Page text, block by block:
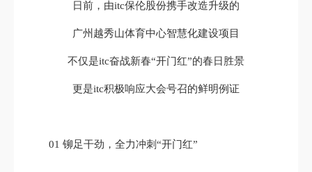
日前，由itc保伦股份携手改造升级的
广州越秀山体育中心智慧化建设项目
不仅是itc奋战新春“开门红”的春日胜景
更是itc积极响应大会号召的鲜明例证
01 铆足干劲，全力冲刺“开门红”